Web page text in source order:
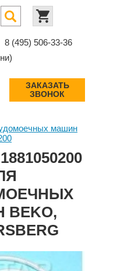
8 (495) 506-33-36
ЗАКАЗАТЬ
ЗВОНОК
машин